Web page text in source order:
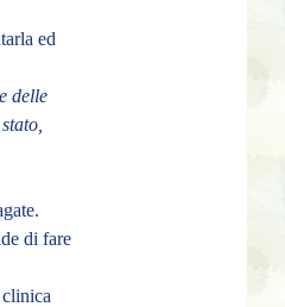
ed
delle
di fare